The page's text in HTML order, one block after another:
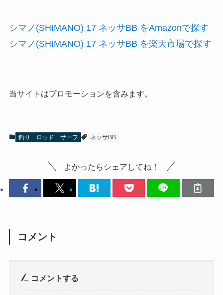
シマノ(SHIMANO) 17 ネッサBB をAmazonで探す
シマノ(SHIMANO) 17 ネッサBB を楽天市場で探す
当サイトはプロモーションを含みます。
釣り ロッド サーフ ネッサBB
よかったらシェアしてね！
コメント
コメントする